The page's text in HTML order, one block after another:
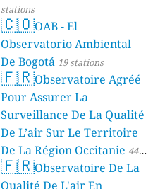
stations
🇨🇴OAB - El
Observatorio Ambiental
De Bogotá 19 stations
🇫🇷Observatoire Agréé
Pour Assurer La
Surveillance De La Qualité
De L’air Sur Le Territoire
De La Région Occitanie 44
stations
🇫🇷Observatoire De La
Qualité De L'air En